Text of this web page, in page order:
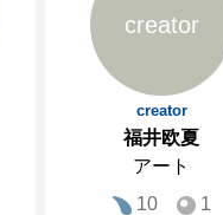
creator
creator
福井欧夏
アート
10
1